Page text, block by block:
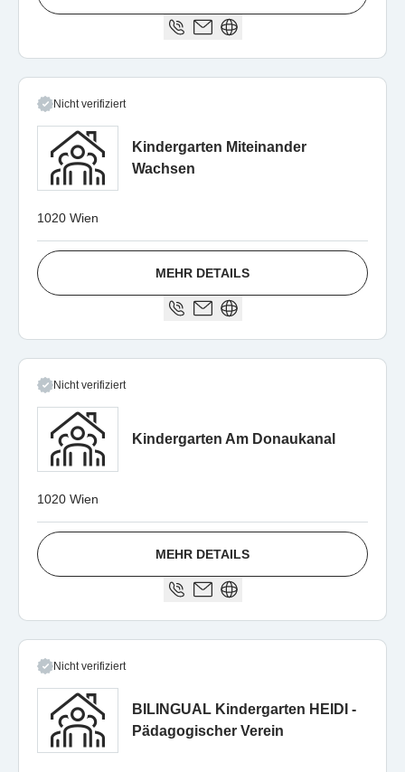
Nicht verifiziert
Kindergarten Miteinander
Wachsen
1020 Wien
MEHR DETAILS
Nicht verifiziert
Kindergarten Am Donaukanal
1020 Wien
MEHR DETAILS
Nicht verifiziert
BILINGUAL Kindergarten HEIDI -
Pädagogischer Verein